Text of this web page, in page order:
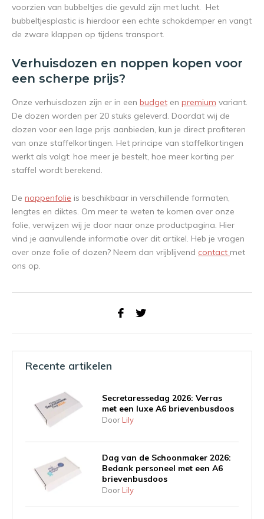
voorzien van bubbeltjes die gevuld zijn met lucht. Het
bubbeltjesplastic is hierdoor een echte schokdemper en vangt
de zware klappen op tijdens transport.
Verhuisdozen en noppen kopen voor
een scherpe prijs?
Onze verhuisdozen zijn er in een budget en premium variant.
De dozen worden per 20 stuks geleverd. Doordat wij de
dozen voor een lage prijs aanbieden, kun je direct profiteren
van onze staffelkortingen. Het principe van staffelkortingen
werkt als volgt: hoe meer je bestelt, hoe meer korting per
staffel wordt berekend.
De noppenfolie is beschikbaar in verschillende formaten,
lengtes en diktes. Om meer te weten te komen over onze
folie, verwijzen wij je door naar onze productpagina. Hier
vind je aanvullende informatie over dit artikel. Heb je vragen
over onze folie of dozen? Neem dan vrijblijvend contact met
ons op.
Recente artikelen
Secretaressedag 2026: Verras
met een luxe A6 brievenbusdoos
Door Lily
Dag van de Schoonmaker 2026:
Bedank personeel met een A6
brievenbusdoos
Door Lily